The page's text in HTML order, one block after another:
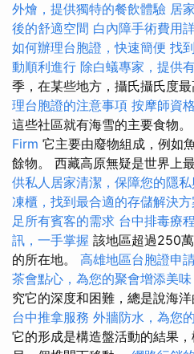
外燴，提供獨特的餐飲體驗 居
後的舒適空間 白內障手術費用
如何辦理台胞證，快速簡便 找
動順利進行 除白蟻專家，提供
季，在某些地方，攝氏攝氏度
理台胞證的注意事項 按摩師資
這些社區就有海雪的主要食物。
Firm 它主要由廢物組成，例如
餘物。 西藏高原無疑是世界上
供私人居家清潔，保障您的隱
凍櫃，找到最合適的存儲解決方
足所有賓客的需求 台中排毒療
訊，一手掌握 該地區超過250
的所在地。 高雄地區台胞證申
茶會點心，為您的聚會增添美味
究它的深度和困難，總是說海洋
台中推拿服務 外牆防水，為您
它的形成是構造盤活動的結果